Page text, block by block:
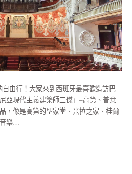
由行！大家來到西班牙最喜歡造訪巴
亞現代主義建築師三傑」–高第、普意
，像是高第的聖家堂、米拉之家、桂爾
樂…